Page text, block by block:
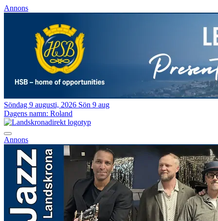
Annons
Söndag 9 augusti, 2026 Sön 9 aug
Dagens namn: Roland
Annons